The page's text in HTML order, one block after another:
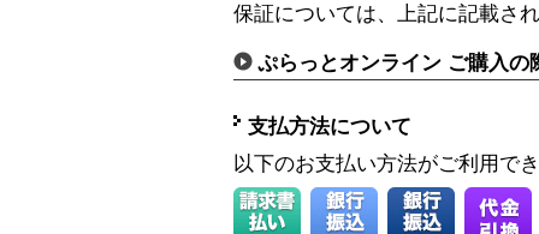
保証については、上記に記載さ
ぷらっとオンライン ご購入の
支払方法について
以下のお支払い方法がご利用で